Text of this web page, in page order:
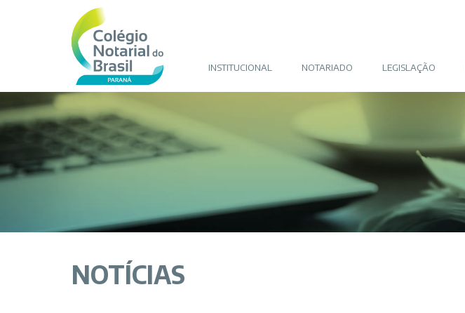
INSTITUCIONAL NOTARIADO LEGISLAÇÃO
NOTÍCIAS